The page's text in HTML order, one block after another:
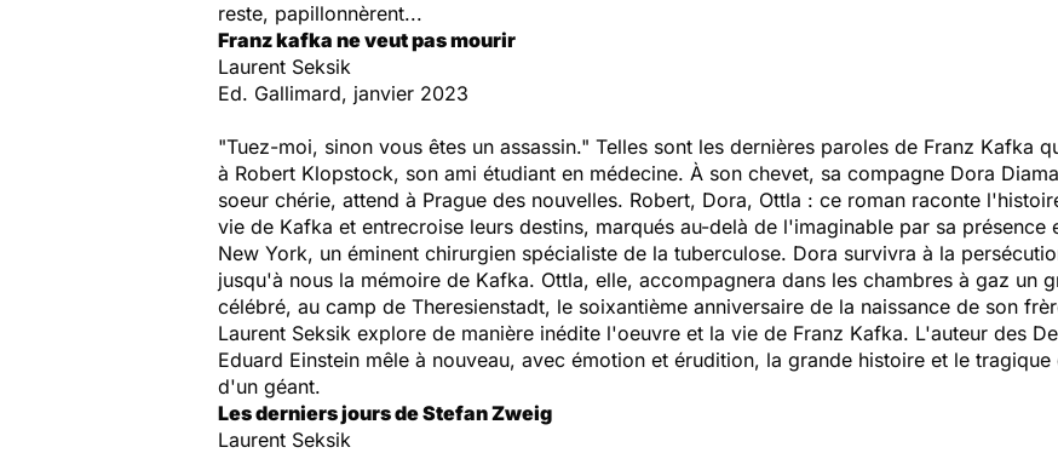
reste, papillonnèrent...
Franz kafka ne veut pas mourir
Laurent Seksik
Ed. Gallimard, janvier 2023
"Tuez-moi, sinon vous êtes un assassin." Telles sont les dernières paroles de Franz Kafka
à Robert Klopstock, son ami étudiant en médecine. À son chevet, sa compagne Dora
soeur chérie, attend à Prague des nouvelles. Robert, Dora, Ottla : ce roman raconte
vie de Kafka et entrecroise leurs destins, marqués au-delà de l'imaginable par sa présence
New York, un éminent chirurgien spécialiste de la tuberculose. Dora survivra à la
jusqu'à nous la mémoire de Kafka. Ottla, elle, accompagnera dans les chambres à gaz un
célébré, au camp de Theresienstadt, le soixantième anniversaire de la naissance de son
Laurent Seksik explore de manière inédite l'oeuvre et la vie de Franz Kafka. L'auteur des
Eduard Einstein mêle à nouveau, avec émotion et érudition, la grande histoire et le
d'un géant.
Les derniers jours de Stefan Zweig
Laurent Seksik